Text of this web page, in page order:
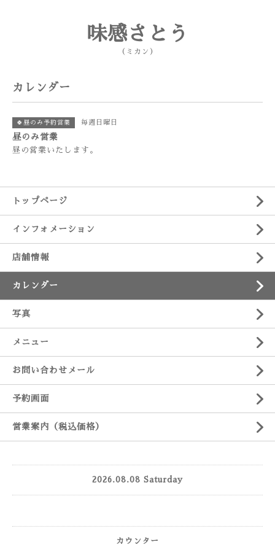
味感さとう
（ミカン）
カレンダー
🍀昼のみ予約営業 毎週日曜日
昼のみ営業
昼の営業いたします。
トップページ
インフォメーション
店舗情報
カレンダー
写真
メニュー
お問い合わせメール
予約画面
営業案内（税込価格）
2026.08.08 Saturday
カウンター